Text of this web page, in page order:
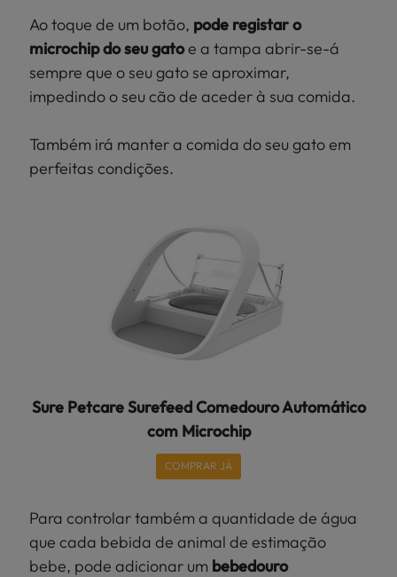
Ao toque de um botão, pode registar o
microchip do seu gatoe a tampa abrir-se-á
sempre que o seu gato se aproximar,
impedindo o seu cão de aceder à sua comida.
Também irá manter a comida do seu gato em
perfeitas condições.
Sure Petcare Surefeed Comedouro Automático
com Microchip
COMPRAR JÁ
Para controlar também a quantidade de água
que cada bebida de animal de estimação
bebe, pode adicionar um bebedouro